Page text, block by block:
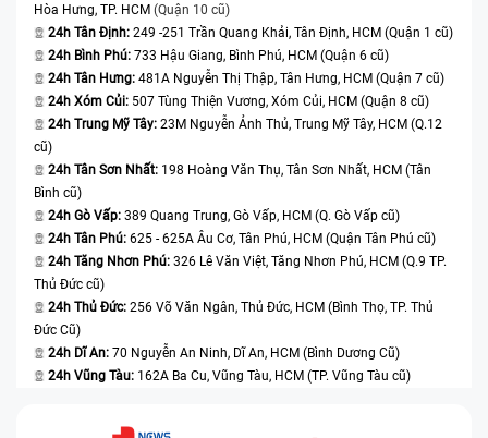
Hòa Hưng, TP. HCM (Quận 10 cũ)
24h Tân Định: 249 -251 Trần Quang Khải, Tân Định, HCM (Quận 1 cũ)
24h Bình Phú: 733 Hậu Giang, Bình Phú, HCM (Quận 6 cũ)
24h Tân Hưng: 481A Nguyễn Thị Thập, Tân Hưng, HCM (Quận 7 cũ)
24h Xóm Củi: 507 Tùng Thiện Vương, Xóm Củi, HCM (Quận 8 cũ)
24h Trung Mỹ Tây: 23M Nguyễn Ảnh Thủ, Trung Mỹ Tây, HCM (Q.12
cũ)
24h Tân Sơn Nhất: 198 Hoàng Văn Thụ, Tân Sơn Nhất, HCM (Tân
Bình cũ)
24h Gò Vấp: 389 Quang Trung, Gò Vấp, HCM (Q. Gò Vấp cũ)
24h Tân Phú: 625 - 625A Âu Cơ, Tân Phú, HCM (Quận Tân Phú cũ)
24h Tăng Nhơn Phú: 326 Lê Văn Việt, Tăng Nhơn Phú, HCM (Q.9 TP.
Thủ Đức cũ)
24h Thủ Đức: 256 Võ Văn Ngân, Thủ Đức, HCM (Bình Thọ, TP. Thủ
Đức Cũ)
24h Dĩ An: 70 Nguyễn An Ninh, Dĩ An, HCM (Bình Dương Cũ)
24h Vũng Tàu: 162A Ba Cu, Vũng Tàu, HCM (TP. Vũng Tàu cũ)